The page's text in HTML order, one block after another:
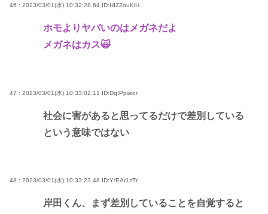
46 : 2023/03/01(水) 10:32:28.64 ID:HIZZouKlH
ホモよりヤバいのはメガネだよ
メガネはカス🙀
47 : 2023/03/01(水) 10:33:02.11 ID:DqIPpwior
社会に害があると思ってるだけで差別している
という意味ではない
48 : 2023/03/01(水) 10:33:23.48 ID:Y/EAr1zTr
岸田くん、まず差別していることを自覚すると